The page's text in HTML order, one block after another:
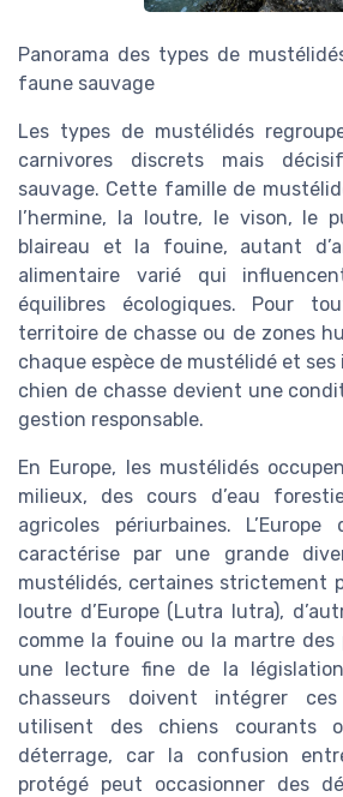
Panorama des types de
faune sauvage
Les types de mustélidés
carnivores discrets mais
sauvage. Cette famille de
l’hermine, la loutre, le vison, le
blaireau et la fouine, autant
alimentaire varié qui
équilibres écologiques. Pour
territoire de chasse ou de zones
chaque espèce de mustélidé et
chien de chasse devient une
gestion responsable.
En Europe, les mustélidés
milieux, des cours d’eau
agricoles périurbaines.
caractérise par une grande
mustélidés, certaines strictement
loutre d’Europe (Lutra lutra),
comme la fouine ou la martre des
une lecture fine de la
chasseurs doivent intégrer ces
utilisent des chiens courants
déterrage, car la confusion
protégé peut occasionner des